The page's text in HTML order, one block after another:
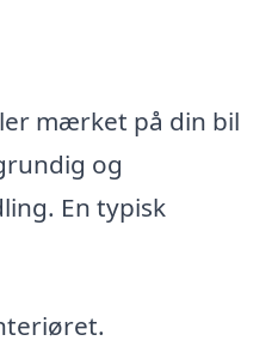
mærket på din bil
og
En typisk